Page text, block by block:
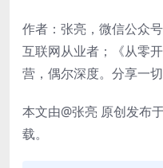
作者：张亮，微信公众
互联网从业者；《从零
营，偶尔深度。分享一
本文由@张亮 原创发布
载。